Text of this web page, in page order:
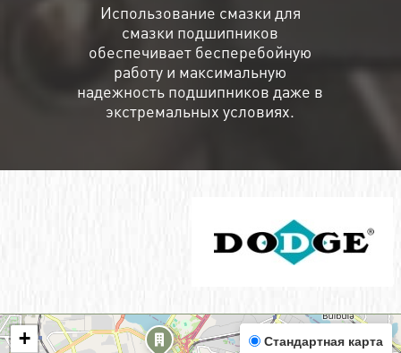
Использование смазки для
смазки подшипников
обеспечивает бесперебойную
работу и максимальную
надежность подшипников даже в
экстремальных условиях.
+
Стандартная карта